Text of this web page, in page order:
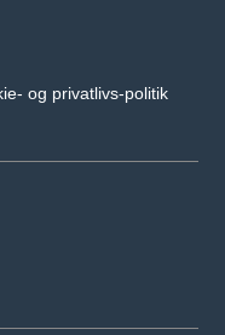
og privatlivs-politik